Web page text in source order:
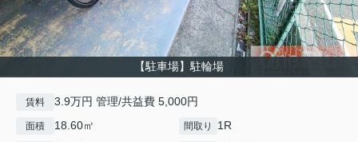
【駐車場】駐輪場
賃料 3.9万円 管理/共益費 5,000円
面積 18.60㎡ 間取り 1R